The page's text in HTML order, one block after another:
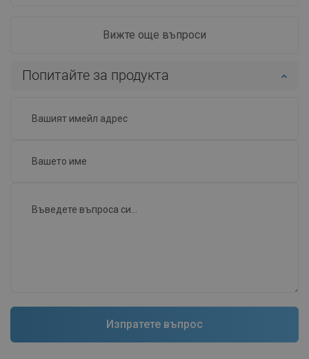
Вижте още въпроси
Попитайте за продукта